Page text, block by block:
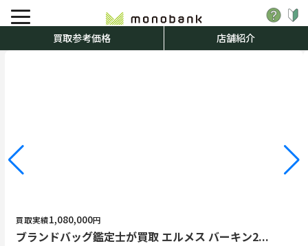
買取参考価格 店舗紹介
買取実績1,080,000円
ブランドバッグ鑑定士が買取 エルメス バーキン2...